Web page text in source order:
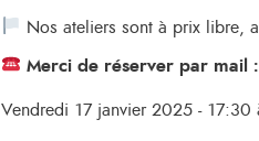
Nos ateliers sont à prix libre,
Merci de réserver par mail
Vendredi 17 janvier 2025 - 17:30